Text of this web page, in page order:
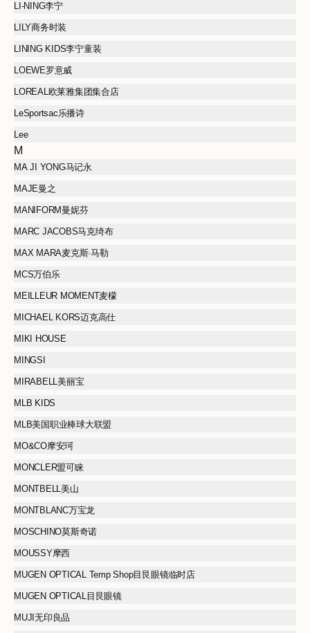
LI-NING李宁
LILY商务时装
LINING KIDS李宁童装
LOEWE罗意威
LOREAL欧莱雅集团集合店
LeSportsac乐播诗
Lee
M
MA JI YONG马记永
MAJE曼之
MANIFORM曼妮芬
MARC JACOBS马克绮布
MAX MARA麦克斯·马勒
MCS万伯乐
MEILLEUR MOMENT麦檬
MICHAEL KORS迈克高仕
MIKI HOUSE
MINGSI
MIRABELL美丽宝
MLB KIDS
MLB美国职业棒球大联盟
MO&CO摩安珂
MONCLER盟可睐
MONTBELL美山
MONTBLANC万宝龙
MOSCHINO莫斯奇诺
MOUSSY摩西
MUGEN OPTICAL Temp Shop目艮眼镜临时店
MUGEN OPTICAL目艮眼镜
MUJI无印良品